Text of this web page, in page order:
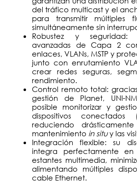
del tráfico multicast y el
para transmitir múltiples
simultáneamente sin
Robustez y seguridad:
avanzadas de Capa 2
enlaces, VLANs, MSTP y
junto con enrutamiento
crear redes seguras,
rendimiento.
Control remoto total:
gestión de Planet, UNI-
posible monitorizar y
dispositivos
reduciendo
mantenimiento in situy las
Integración flexible: su
integra perfectamente
estantes multimedia,
alimentando múltiples
cable Ethernet.